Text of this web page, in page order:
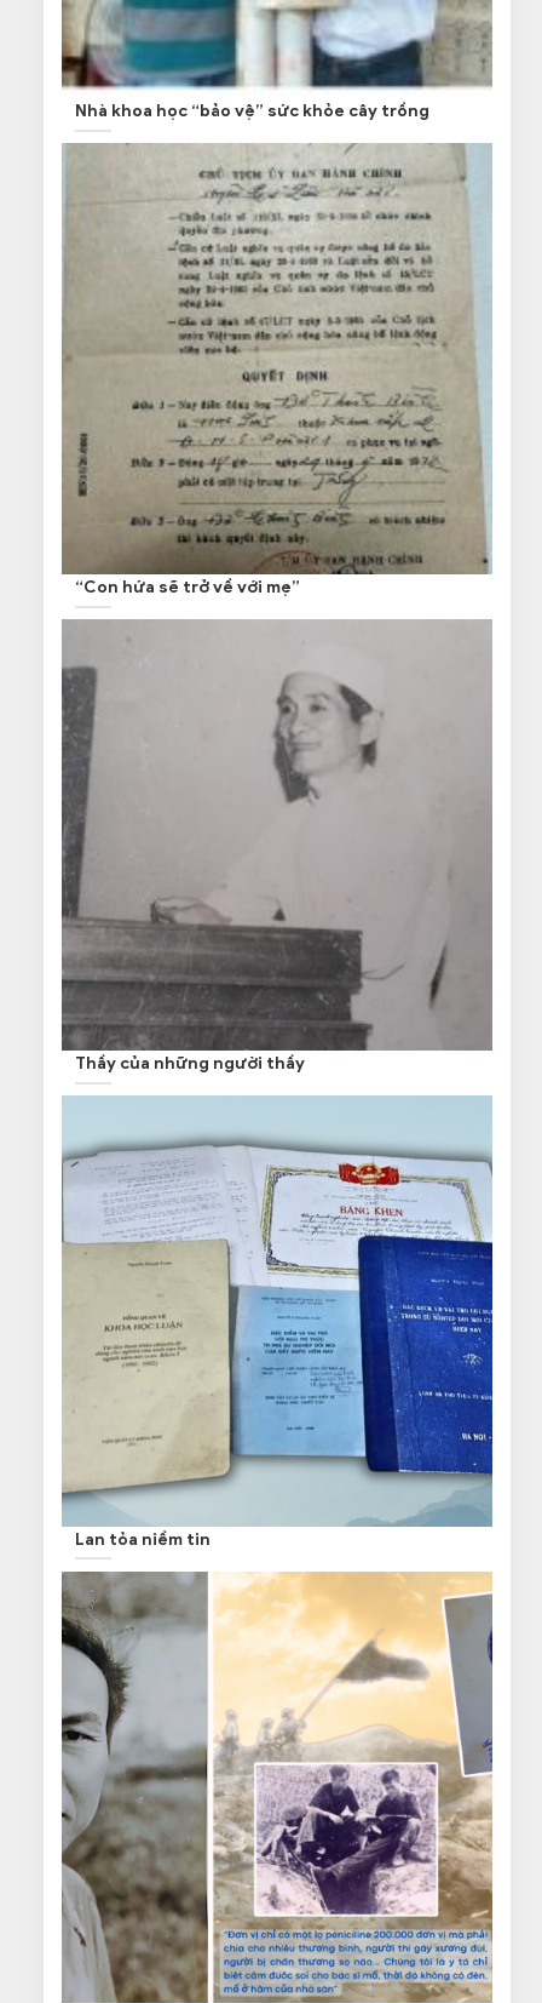
Nhà khoa học “bảo vệ” sức khỏe cây trồng
“Con hứa sẽ trở về với mẹ”
Thầy của những người thầy
Lan tỏa niềm tin